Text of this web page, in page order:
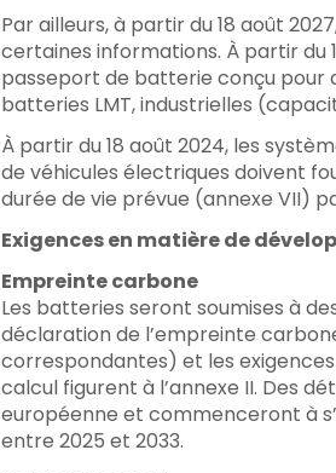
Par ailleurs, à partir du 18 août
certaines informations. À partir du
passeport de batterie conçu pour
batteries LMT, industrielles
À partir du 18 août 2024, les
de véhicules électriques doivent
durée de vie prévue (annexe VII)
Exigences en matière de
Empreinte carbone
Les batteries seront soumises à
déclaration de l’empreinte
correspondantes) et les
calcul figurent à l’annexe II. Des
européenne et commenceront à
entre 2025 et 2033.